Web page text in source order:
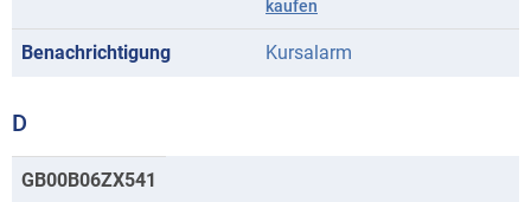
kaufen
Kursalarm
D
Kurse
GB00B06ZX541